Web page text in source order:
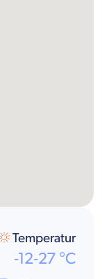
Temperatur
-12-27 °C